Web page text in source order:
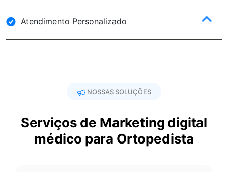
Atendimento Personalizado
NOSSAS SOLUÇÕES
Serviços de Marketing digital
médico para Ortopedista